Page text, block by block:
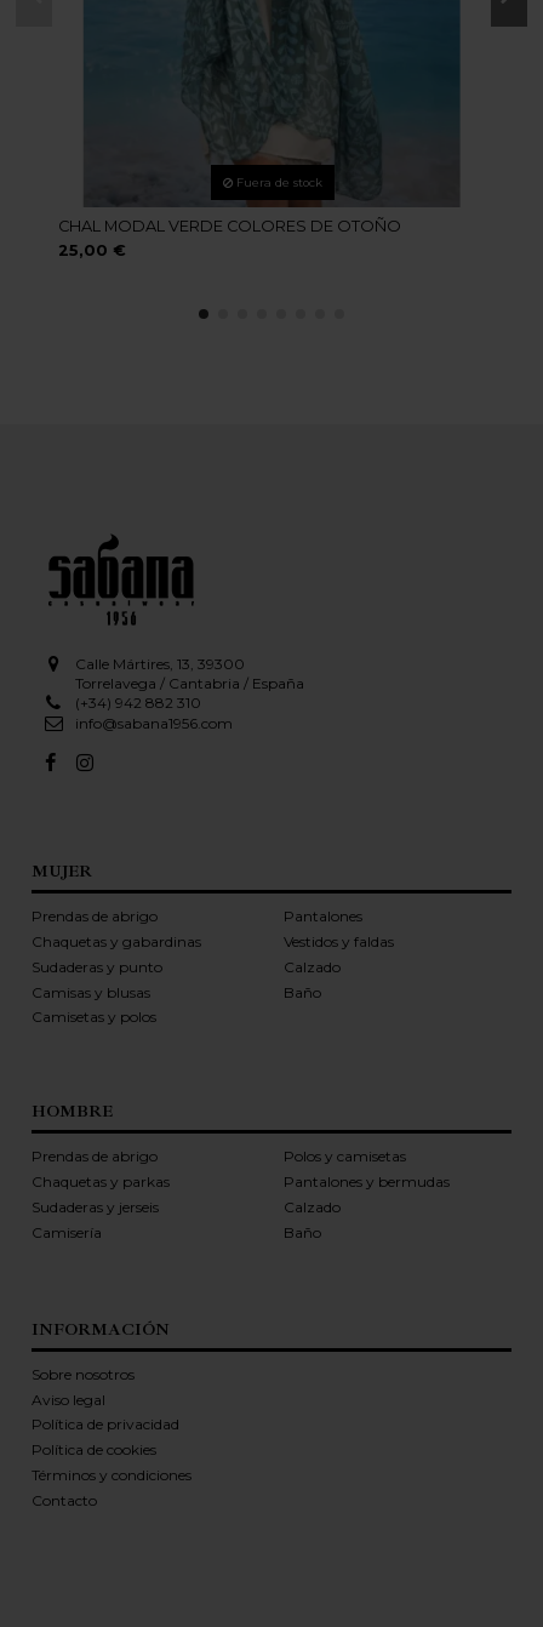
Fuera de stock
CHAL MODAL VERDE COLORES DE OTOÑO
25,00 €
Calle Mártires, 13, 39300
Torrelavega / Cantabria / España
(+34) 942 882 310
info@sabana1956.com
MUJER
Prendas de abrigo
Chaquetas y gabardinas
Sudaderas y punto
Camisas y blusas
Camisetas y polos
Pantalones
Vestidos y faldas
Calzado
Baño
HOMBRE
Prendas de abrigo
Chaquetas y parkas
Sudaderas y jerseis
Camisería
Polos y camisetas
Pantalones y bermudas
Calzado
Baño
INFORMACIÓN
Sobre nosotros
Aviso legal
Política de privacidad
Política de cookies
Términos y condiciones
Contacto